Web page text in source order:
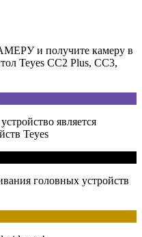
и получите камеру в
Teyes CC2 Plus, CC3,
является
Teyes
головных устройств